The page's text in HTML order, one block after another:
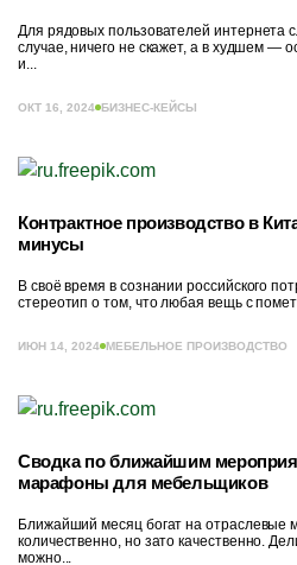
Для рядовых пользователей интернета
случае, ничего не скажет, а в худшем —
и...
ОКТ 16, 2024 БИЗНЕС-КЕЙСЫ
Контрактное производство в
минусы
В своё время в сознании российского
стереотип о том, что любая вещь с
ИЮН 14, 2024 МЕБЕЛЬНОЕ ПРОИЗВОДСТВО
Сводка по ближайшим
марафоны для мебельщиков
Ближайший месяц богат на отраслевые
количественно, но зато качественно.
можно...